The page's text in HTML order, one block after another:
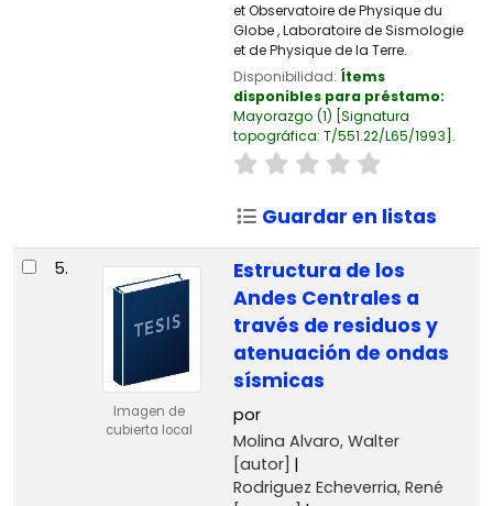
et Observatoire de Physique du
Globe , Laboratoire de Sismologie
et de Physique de la Terre.
Disponibilidad: Ítems
disponibles para préstamo:
Mayorazgo (1) Signatura
topográfica: T/551.22/L65/1993 .
Guardar en listas
5.
Imagen de
cubierta local
Estructura de los
Andes Centrales a
través de residuos y
atenuación de ondas
sísmicas
por
Molina Alvaro, Walter
[autor]
Rodriguez Echeverria, René